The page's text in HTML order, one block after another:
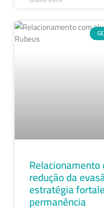
redução da
estratégia
permanência